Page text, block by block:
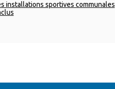
installations sportives communales